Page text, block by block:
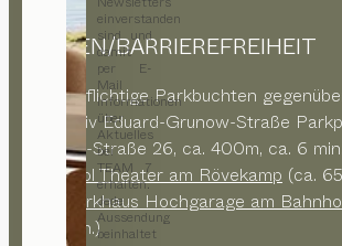
einverstanden
sind und
damit
per E-
Mail
Informationen
über
Aktuelles
bei
TEAM 7
erhalten.
Jede
Aussendung
beinhaltet
PARKEN/BARRIEREFREIHEIT
kostenpflichtige Parkbuchten
alternativ Eduard-Grunow-Straße
Grunow-Straße 26, ca. 400m, ca. 6
Metropol Theater am Rövekamp (ca.
Parkhaus Hochgarage am
ca. 11min.)